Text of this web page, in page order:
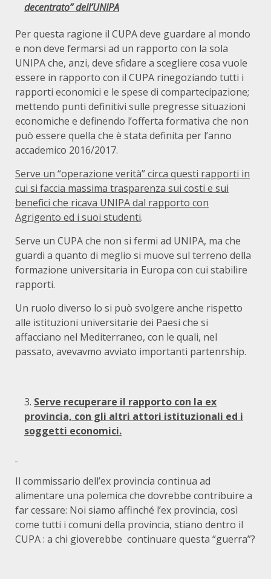
decentrato” dell’UNIPA
Per questa ragione il CUPA deve guardare al mondo
e non deve fermarsi ad un rapporto con la sola
UNIPA che, anzi, deve sfidare a scegliere cosa vuole
essere in rapporto con il CUPA rinegoziando tutti i
rapporti economici e le spese di compartecipazione;
mettendo punti definitivi sulle pregresse situazioni
economiche e definendo l’offerta formativa che non
può essere quella che è stata definita per l’anno
accademico 2016/2017.
Serve un “operazione verità” circa questi rapporti in
cui si faccia massima trasparenza sui costi e sui
benefici che ricava UNIPA dal rapporto con
Agrigento ed i suoi studenti.
Serve un CUPA che non si fermi ad UNIPA, ma che
guardi a quanto di meglio si muove sul terreno della
formazione universitaria in Europa con cui stabilire
rapporti.
Un ruolo diverso lo si può svolgere anche rispetto
alle istituzioni universitarie dei Paesi che si
affacciano nel Mediterraneo, con le quali, nel
passato, avevavmo avviato importanti partenrship.
Serve recuperare il rapporto con la ex
provincia, con gli altri attori istituzionali ed i
soggetti economici.
Il commissario dell’ex provincia continua ad
alimentare una polemica che dovrebbe contribuire a
far cessare: Noi siamo affinché l’ex provincia, così
come tutti i comuni della provincia, stiano dentro il
CUPA : a chi gioverebbe continuare questa “guerra”?